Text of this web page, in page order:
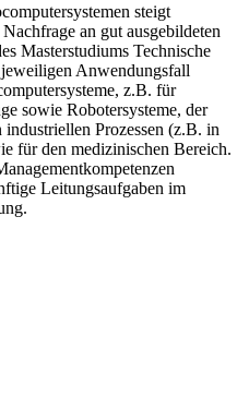
steigt
an gut ausgebildeten
Masterstudiums Technische
Anwendungsfall
z.B. für
sowie Robotersysteme, der
Prozessen (z.B. in
für den medizinischen Bereich.
Leitungsaufgaben im